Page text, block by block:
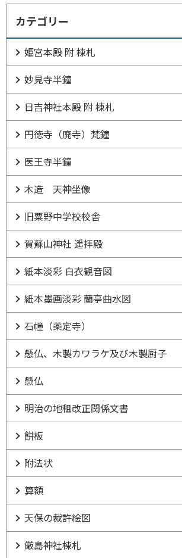
カテゴリー
姫宮本殿 附 棟札
妙見寺半鐘
日吉神社本殿 附 棟札
円徳寺（廃寺）梵鐘
医王寺半鐘
木造 天神坐像
旧粟野中学校校舎
賀蘇山神社 遥拝殿
紙本淡彩 白衣観音図
紙本墨画淡彩 蘭亭曲水図
石幢（薬定寺）
懸仏、木製カワラケ及び木製厨子
懸仏
明治の地租改正関係文書
餅板
附法状
算額
天保の裁許絵図
厳島神社棟札